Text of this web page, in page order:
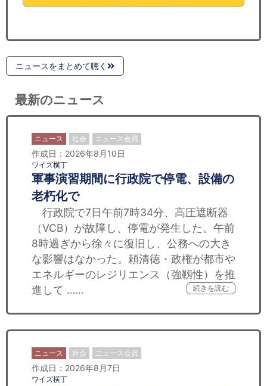
ニュースをまとめて聴く
最新のニュース
ニュース 社会 ニュース会員
作成日：2026年8月10日
ワイズ横丁
軍事演習期間に行政院で停電、設備の
老朽化で
行政院で7日午前7時34分、高圧遮断器
（VCB）が故障し、停電が発生した。午前
8時過ぎから徐々に復旧し、公務への大き
な影響はなかった。頼清徳・政権が都市や
エネルギーのレジリエンス（強靱性）を推
進して ……
続きを読む
ニュース 社会 ニュース会員
作成日：2026年8月7日
ワイズ横丁